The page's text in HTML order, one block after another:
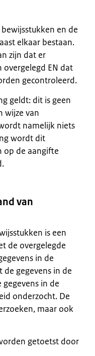
en de
elkaar bestaan.
zijn dat er
EN dat
gecontroleerd.
geldt: dit is geen
wijze van
namelijk niets
wordt dit
op de aangifte
van
is een
de overgelegde
in de
gegevens in de
in de
onderzocht. De
maar ook
getoetst door